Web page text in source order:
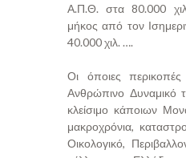
Α.Π.Θ. στα 80.000
μήκος από τον
40.000 χιλ. ….
Οι όποιες
Ανθρώπινο Δυναμικό
κλείσιμο κάποιων
μακροχρόνια,
Οικολογικό,